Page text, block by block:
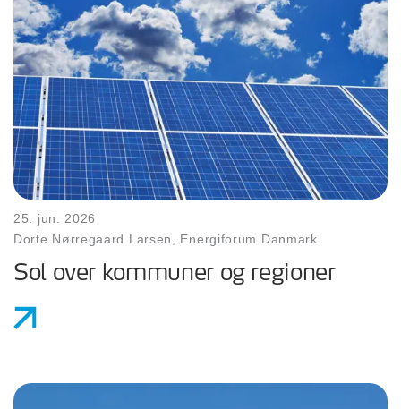
25. jun. 2026
Dorte Nørregaard Larsen, Energiforum Danmark
Sol over kommuner og regioner